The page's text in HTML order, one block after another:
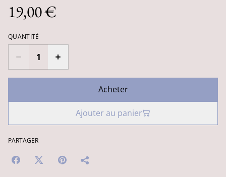
19,00 €
QUANTITÉ
Acheter
Ajouter au panier
PARTAGER